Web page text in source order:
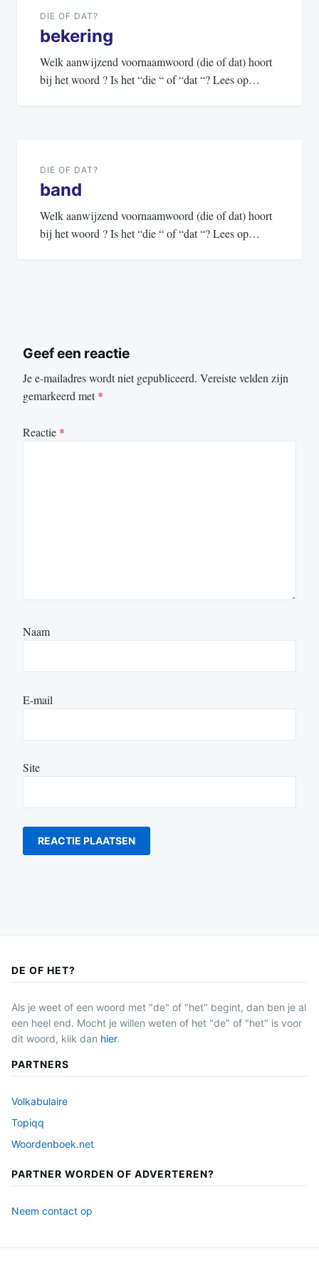
navigatie
DIE OF DAT?
bekering
Welk aanwijzend voornaamwoord (die of dat) hoort
bij het woord ? Is het “die “ of “dat “? Lees op…
DIE OF DAT?
band
Welk aanwijzend voornaamwoord (die of dat) hoort
bij het woord ? Is het “die “ of “dat “? Lees op…
Geef een reactie
Je e-mailadres wordt niet gepubliceerd. Vereiste velden zijn
gemarkeerd met*
Reactie *
Naam
E-mail
Site
DE OF HET?
Als je weet of een woord met "de" of "het" begint, dan ben je al
een heel end. Mocht je willen weten of het "de" of "het" is voor
dit woord, klik dan hier.
PARTNERS
Volkabulaire
Topiqq
Woordenboek.net
PARTNER WORDEN OF ADVERTEREN?
Neem contact op